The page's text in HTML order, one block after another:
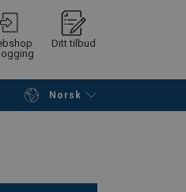
Ditt tilbud
Norsk
Be om tilbud